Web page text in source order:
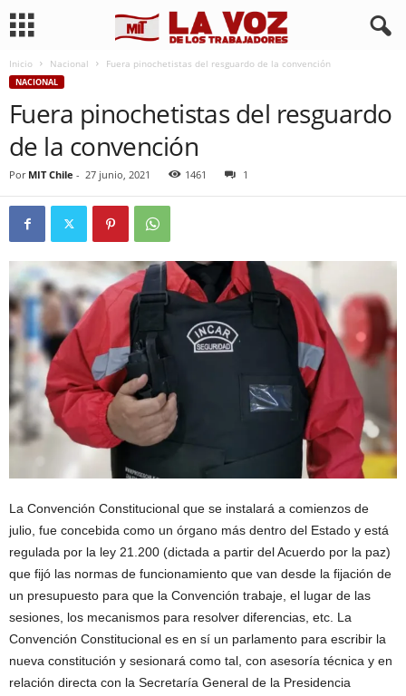
Inicio Nacional Fuera pinochetistas del resguardo de la convención
NACIONAL
Fuera pinochetistas del resguardo
de la convención
Por MIT Chile - 27 junio, 2021 1461 1
La Convención Constitucional que se instalará a comienzos de
julio, fue concebida como un órgano más dentro del Estado y está
regulada por la ley 21.200 (dictada a partir del Acuerdo por la paz)
que fijó las normas de funcionamiento que van desde la fijación de
un presupuesto para que la Convención trabaje, el lugar de las
sesiones, los mecanismos para resolver diferencias, etc. La
Convención Constitucional es en sí un parlamento para escribir la
nueva constitución y sesionará como tal, con asesoría técnica y en
relación directa con la Secretaría General de la Presidencia